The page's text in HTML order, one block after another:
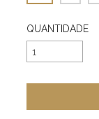
QUANTIDADE